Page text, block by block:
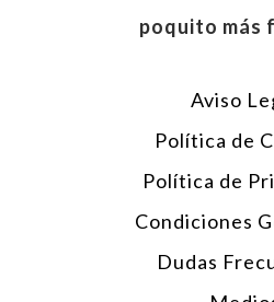
poquito más
Aviso
Política de
Política de
Condiciones
Dudas